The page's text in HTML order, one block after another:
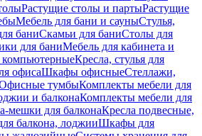
Растущие столы и партыРастущие
Мебель для бани и сауныСтулья,
баниСкамьи для баниСтолы для
для баниМебель для кабинета и
Кресла, стулья для
офисаШкафы офисныеСтеллажи,
тумбыКомплекты мебели для
и балконаКомплекты мебели для
мешки для балконаКресла подвесные,
балкона, лоджииШкафы для